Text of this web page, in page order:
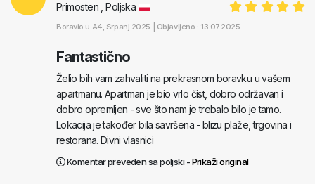
Primosten , Poljska
Boravio u A4, Srpanj 2025 | Objavljeno : 13.07.2025
Fantastično
Želio bih vam zahvaliti na prekrasnom boravku u vašem
apartmanu. Apartman je bio vrlo čist, dobro održavan i
dobro opremljen - sve što nam je trebalo bilo je tamo.
Lokacija je također bila savršena - blizu plaže, trgovina i
restorana. Divni vlasnici
Komentar preveden sa poljski -Prikaži original